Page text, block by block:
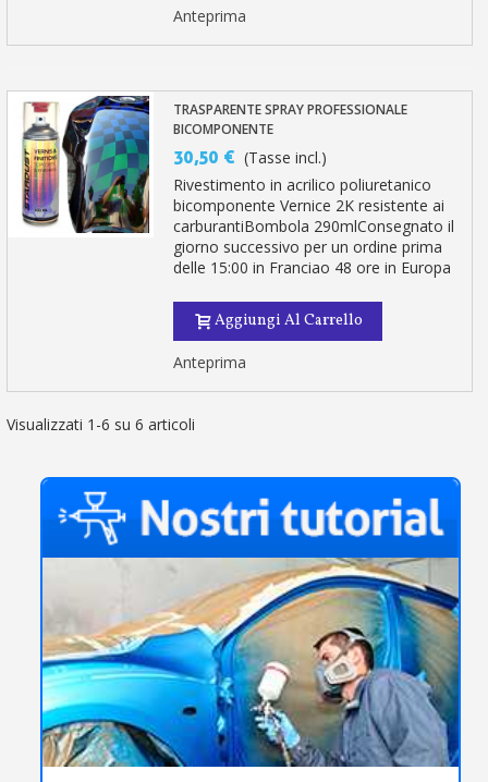
Anteprima
TRASPARENTE SPRAY PROFESSIONALE
BICOMPONENTE
30,50 € (Tasse incl.)
Rivestimento in acrilico poliuretanico
bicomponente Vernice 2K resistente ai
carburantiBombola 290mlConsegnato il
giorno successivo per un ordine prima
delle 15:00 in Franciao 48 ore in Europa
Aggiungi Al Carrello
Anteprima
Visualizzati 1-6 su 6 articoli